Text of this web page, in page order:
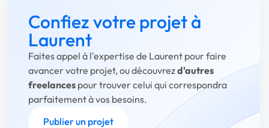
Confiez votre projet à
Laurent
Faites appel à l'expertise de Laurent pour faire
avancer votre projet, ou découvrezd'autres
freelances pour trouver celui qui correspondra
parfaitement à vos besoins.
Publier un projet